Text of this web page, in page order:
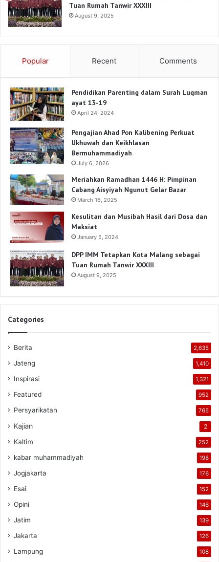
Tuan Rumah Tanwir XXXIII
August 9, 2025
Popular Recent Comments
Pendidikan Parenting dalam Surah Luqman
ayat 13-19
April 24, 2024
Pengajian Ahad Pon Kalibening Perkuat
Ukhuwah dan Keikhlasan
Bermuhammadiyah
July 6, 2026
Meriahkan Ramadhan 1446 H: Pimpinan
Cabang Aisyiyah Ngunut Gelar Bazar
March 16, 2025
Kesulitan dan Musibah Hasil dari Dosa dan
Maksiat
January 5, 2024
DPP IMM Tetapkan Kota Malang sebagai
Tuan Rumah Tanwir XXXIII
August 9, 2025
Categories
Berita 2,635
Jateng 1,410
Inspirasi 1,321
Featured 952
Persyarikatan 765
Kajian 2
Kaltim 252
kabar muhammadiyah 198
Jogjakarta 176
Esai 152
Opini 146
Jatim 139
Jakarta 126
Lampung 108